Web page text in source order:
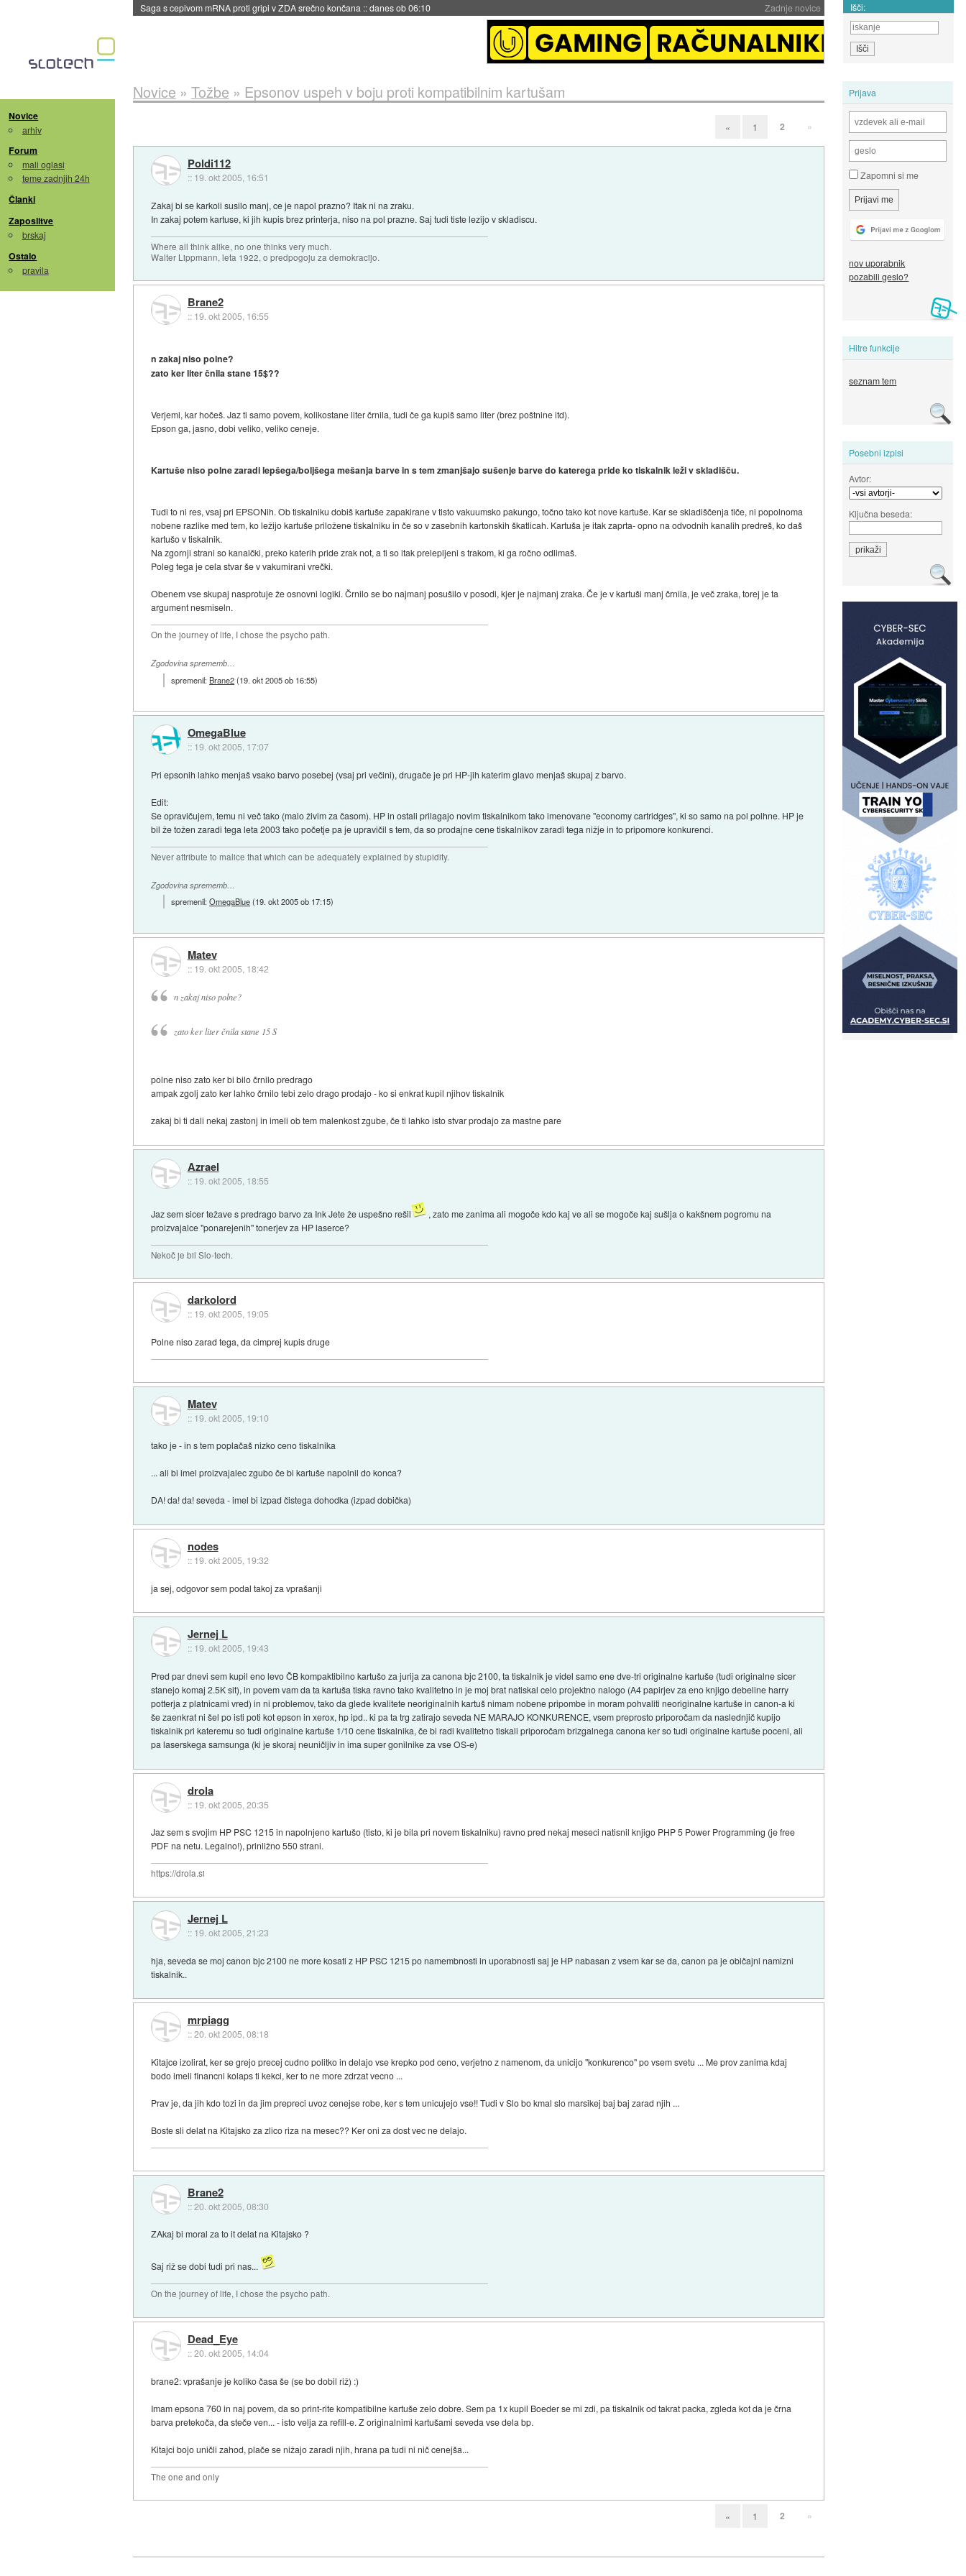
Zadnje novice
BMW v vozilih začel predvajati reklame::danes ob 06:09 Išči:
Novice
arhiv
Forum
mali oglasi
teme zadnjih 24h
Članki
Zaposlitve
brskaj
Ostalo
pravila
Prijava
Zapomni si me
nov uporabnik
pozabili geslo?
Hitre funkcije
seznam tem
Posebni izpisi
Avtor:
Ključna beseda:
Novice » Tožbe » Epsonov uspeh v boju proti kompatibilnim kartušam
« 1 2 »
Poldi112
:: 19. okt 2005, 16:51
Zakaj bi se karkoli susilo manj, ce je napol prazno? Itak ni na zraku.
In zakaj potem kartuse, ki jih kupis brez printerja, niso na pol prazne. Saj tudi tiste lezijo v skladiscu.
Where all think alike, no one thinks very much.
Walter Lippmann, leta 1922, o predpogoju za demokracijo.
Brane2
:: 19. okt 2005, 16:55
n zakaj niso polne?
zato ker liter čnila stane 15$??
Verjemi, kar hočeš. Jaz ti samo povem, kolikostane liter črnila, tudi če ga kupiš samo liter (brez poštnine itd).
Epson ga, jasno, dobi veliko, veliko ceneje.
Kartuše niso polne zaradi lepšega/boljšega mešanja barve in s tem zmanjšajo sušenje barve do katerega pride ko tiskalnik leži v skladišču.
Tudi to ni res, vsaj pri EPSONih. Ob tiskalniku dobiš kartuše zapakirane v tisto vakuumsko pakungo, točno tako kot nove kartuše. Kar se skladiščenja tiče, ni popolnoma
nobene razlike med tem, ko ležijo kartuše priložene tiskalniku in če so v zasebnih kartonskih škatlicah. Kartuša je itak zaprta- opno na odvodnih kanalih predreš, ko daš
kartušo v tiskalnik.
Na zgornji strani so kanalčki, preko katerih pride zrak not, a ti so itak prelepljeni s trakom, ki ga ročno odlimaš.
Poleg tega je cela stvar še v vakumirani vrečki.
Obenem vse skupaj nasprotuje že osnovni logiki. Črnilo se bo najmanj posušilo v posodi, kjer je najmanj zraka. Če je v kartuši manj črnila, je več zraka, torej je ta
argument nesmiseln.
On the journey of life, I chose the psycho path.
Zgodovina sprememb…
spremenil:Brane2(19. okt 2005 ob 16:55)
OmegaBlue
:: 19. okt 2005, 17:07
Pri epsonih lahko menjaš vsako barvo posebej (vsaj pri večini), drugače je pri HP-jih katerim glavo menjaš skupaj z barvo.
Edit:
Se opravičujem, temu ni več tako (malo živim za časom). HP in ostali prilagajo novim tiskalnikom tako imenovane "economy cartridges", ki so samo na pol polhne. HP je
bil že tožen zaradi tega leta 2003 tako početje pa je upravičil s tem, da so prodajne cene tiskalnikov zaradi tega nižje in to pripomore konkurenci.
Never attribute to malice that which can be adequately explained by stupidity.
Zgodovina sprememb…
spremenil:OmegaBlue(19. okt 2005 ob 17:15)
Matev
:: 19. okt 2005, 18:42
n zakaj niso polne?
zato ker liter čnila stane 15 S
polne niso zato ker bi bilo črnilo predrago
ampak zgolj zato ker lahko črnilo tebi zelo drago prodajo - ko si enkrat kupil njihov tiskalnik
zakaj bi ti dali nekaj zastonj in imeli ob tem malenkost zgube, če ti lahko isto stvar prodajo za mastne pare
Azrael
:: 19. okt 2005, 18:55
Jaz sem sicer težave s predrago barvo za Ink Jete že uspešno rešil
, zato me zanima ali mogoče kdo kaj ve ali se mogoče kaj sušlja o kakšnem pogromu na
proizvajalce "ponarejenih" tonerjev za HP laserce?
Nekoč je bil Slo-tech.
darkolord
:: 19. okt 2005, 19:05
Polne niso zarad tega, da cimprej kupis druge
Matev
:: 19. okt 2005, 19:10
tako je - in s tem poplačaš nizko ceno tiskalnika
... ali bi imel proizvajalec zgubo če bi kartuše napolnil do konca?
DA! da! da! seveda - imel bi izpad čistega dohodka (izpad dobička)
nodes
:: 19. okt 2005, 19:32
ja sej, odgovor sem podal takoj za vprašanji
Jernej L
:: 19. okt 2005, 19:43
Pred par dnevi sem kupil eno levo ČB kompaktibilno kartušo za jurija za canona bjc 2100, ta tiskalnik je videl samo ene dve-tri originalne kartuše (tudi originalne sicer
stanejo komaj 2.5K sit), in povem vam da ta kartuša tiska ravno tako kvalitetno in je moj brat natiskal celo projektno nalogo (A4 papirjev za eno knjigo debeline harry
potterja z platnicami vred) in ni problemov, tako da glede kvalitete neoriginalnih kartuš nimam nobene pripombe in moram pohvaliti neoriginalne kartuše in canon-a ki
še zaenkrat ni šel po isti poti kot epson in xerox, hp ipd.. ki pa ta trg zatirajo seveda NE MARAJO KONKURENCE, vsem preprosto priporočam da naslednjič kupijo
tiskalnik pri kateremu so tudi originalne kartuše 1/10 cene tiskalnika, če bi radi kvalitetno tiskali priporočam brizgalnega canona ker so tudi originalne kartuše poceni, ali
pa laserskega samsunga (ki je skoraj neuničljiv in ima super gonilnike za vse OS-e)
drola
:: 19. okt 2005, 20:35
Jaz sem s svojim HP PSC 1215 in napolnjeno kartušo (tisto, ki je bila pri novem tiskalniku) ravno pred nekaj meseci natisnil knjigo PHP 5 Power Programming (je free
PDF na netu. Legalno!), prinližno 550 strani.
https://drola.si
Jernej L
:: 19. okt 2005, 21:23
hja, seveda se moj canon bjc 2100 ne more kosati z HP PSC 1215 po namembnosti in uporabnosti saj je HP nabasan z vsem kar se da, canon pa je običajni namizni
tiskalnik..
mrpiagg
::20. okt 2005, 08:18
Kitajce izolirat, ker se grejo precej cudno politko in delajo vse krepko pod ceno, verjetno z namenom, da unicijo "konkurenco" po vsem svetu ... Me prov zanima kdaj
bodo imeli financni kolaps ti kekci, ker to ne more zdrzat vecno ...
Prav je, da jih kdo tozi in da jim prepreci uvoz cenejse robe, ker s tem unicujejo vse!! Tudi v Slo bo kmal slo marsikej baj baj zarad njih ...
Boste sli delat na Kitajsko za zlico riza na mesec?? Ker oni za dost vec ne delajo.
Brane2
::20. okt 2005, 08:30
ZAkaj bi moral za to it delat na Kitajsko ?
Saj riž se dobi tudi pri nas...
On the journey of life, I chose the psycho path.
Dead_Eye
::20. okt 2005, 14:04
brane2: vprašanje je koliko časa še (se bo dobil riž) :)
Imam epsona 760 in naj povem, da so print-rite kompatibilne kartuše zelo dobre. Sem pa 1x kupil Boeder se mi zdi, pa tiskalnik od takrat packa, zgleda kot da je črna
barva pretekoča, da steče ven... - isto velja za refill-e. Z originalnimi kartušami seveda vse dela bp.
Kitajci bojo uničli zahod, plače se nižajo zaradi njih, hrana pa tudi ni nič cenejša...
The one and only
« 1 2 »